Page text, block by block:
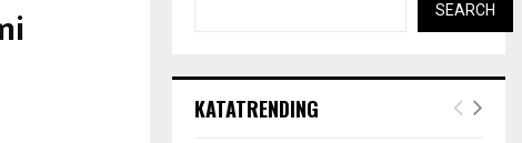
SEARCH
KATATRENDING